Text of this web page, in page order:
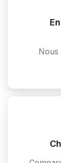
Nous